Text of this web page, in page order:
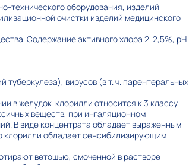
технического оборудования, изделий
очистки изделий медицинского
Содержание активного хлора 2-2,5%, pH
вирусов (в т. ч. парентеральных
в желудок клорилли относится к 3 классу
веществ, при ингаляционном
В виде концентрата обладает выраженным
клорилли обладает сенсибилизирующим
ветошью, смоченной в растворе